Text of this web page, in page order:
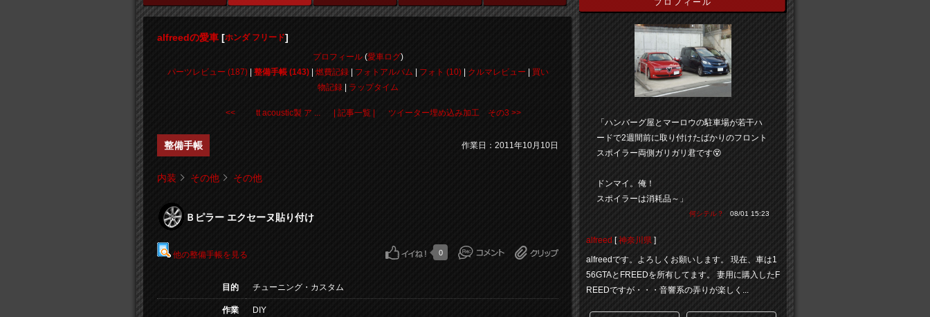
alfreedの愛車 [ホンダ フリード]
プロフィール(愛車ログ)
パーツレビュー (187)| 整備手帳 (143)| 燃費記録| フォトアルバム フォト (10)| クルマレビュー
買い
物記録| ラップタイム
<< tt acoustic製 ア ... | 記事一覧 | ツイーター埋め込み加工 その3 >>
整備手帳 作業日：2011年10月10日
内装 その他 その他
Ｂピラー エクセーヌ貼り付け
他の整備手帳を見る 0
目的 チューニング・カスタム
作業 DIY
プロフィール
「ハンバーグ屋とマーロウの駐車場が若干ハ
ードで2週間前に取り付けたばかりのフロント
スポイラー両側ガリガリ君です😵
ドンマイ。俺！
スポイラーは消耗品～」
何シテル？ 08/01 15:23
alfreed [神奈川県 ]
alfreedです。よろしくお願いします。 現在、車は1
56GTAとFREEDを所有してます。 妻用に購入したF
REEDですが・・・音響系の弄りが楽しく...